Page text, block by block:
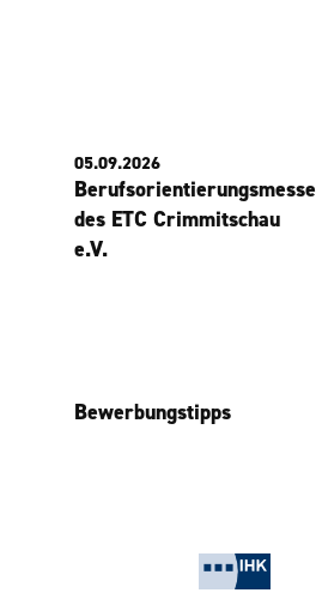
05.09.2026
Berufsorientierungsmesse
des ETC Crimmitschau
e.V.
Bewerbungstipps